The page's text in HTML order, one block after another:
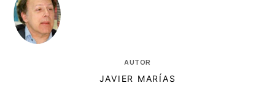
AUTOR
JAVIER MARÍAS